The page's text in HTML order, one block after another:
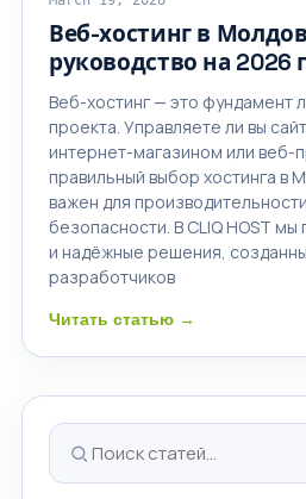
Веб-хостинг в
руководство на 2026
Веб-хостинг — это фундамент
проекта. Управляете ли вы
интернет-магазином или веб-
правильный выбор хостинга в
важен для
безопасности. В CLIQ HOST
и надёжные решения,
разработчиков
Читать статью →